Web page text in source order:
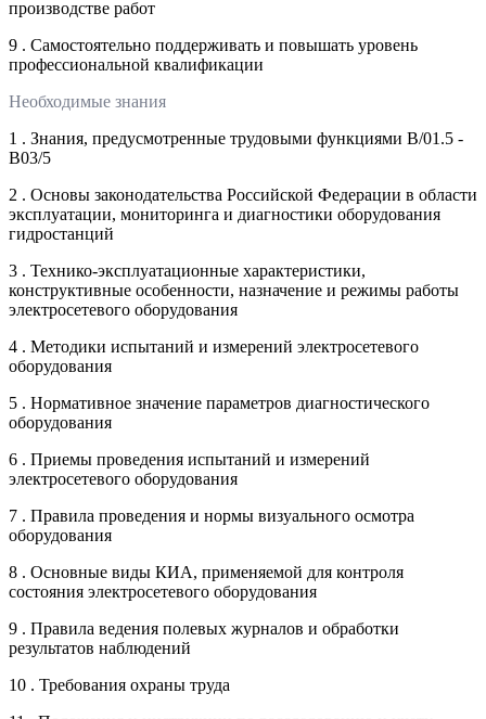
производстве работ
9 . Самостоятельно поддерживать и повышать уровень
профессиональной квалификации
Необходимые знания
1 . Знания, предусмотренные трудовыми функциями В/01.5 -
В03/5
2 . Основы законодательства Российской Федерации в области
эксплуатации, мониторинга и диагностики оборудования
гидростанций
3 . Технико-эксплуатационные характеристики,
конструктивные особенности, назначение и режимы работы
электросетевого оборудования
4 . Методики испытаний и измерений электросетевого
оборудования
5 . Нормативное значение параметров диагностического
оборудования
6 . Приемы проведения испытаний и измерений
электросетевого оборудования
7 . Правила проведения и нормы визуального осмотра
оборудования
8 . Основные виды КИА, применяемой для контроля
состояния электросетевого оборудования
9 . Правила ведения полевых журналов и обработки
результатов наблюдений
10 . Требования охраны труда